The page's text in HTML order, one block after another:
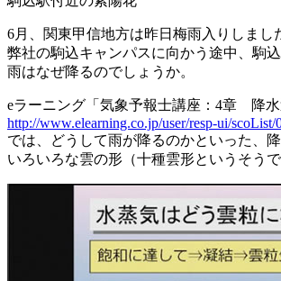
6月、関東甲信地方は昨日梅雨入りしまし
弊社の駒込キャンパスに向かう途中、駒
雨はなぜ降るのでしょうか。
eラーニング「気象予報士講座：4章 降水
http://www.elearning.co.jp/user/resp-ui/scoList/
では、どうして雨が降るのかといった、降
いろいろな雲の形（十種雲形というそう